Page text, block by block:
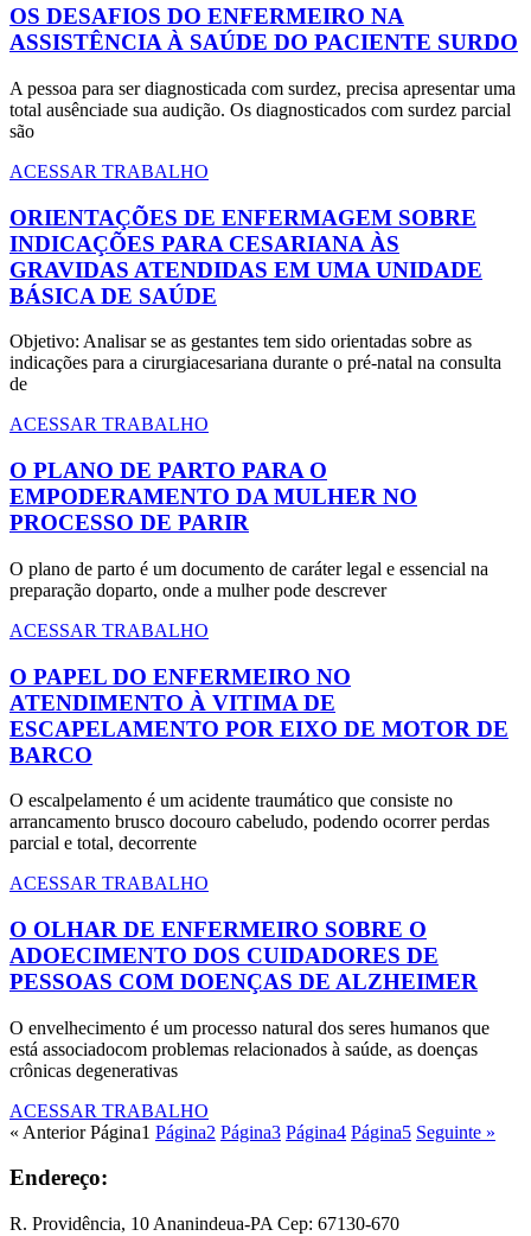
OS DESAFIOS DO ENFERMEIRO NA
ASSISTÊNCIA À SAÚDE DO PACIENTE SURDO
A pessoa para ser diagnosticada com surdez, precisa apresentar uma
total ausênciade sua audição. Os diagnosticados com surdez parcial
são
ACESSAR TRABALHO
ORIENTAÇÕES DE ENFERMAGEM SOBRE
INDICAÇÕES PARA CESARIANA ÀS
GRAVIDAS ATENDIDAS EM UMA UNIDADE
BÁSICA DE SAÚDE
Objetivo: Analisar se as gestantes tem sido orientadas sobre as
indicações para a cirurgiacesariana durante o pré-natal na consulta
de
ACESSAR TRABALHO
O PLANO DE PARTO PARA O
EMPODERAMENTO DA MULHER NO
PROCESSO DE PARIR
O plano de parto é um documento de caráter legal e essencial na
preparação doparto, onde a mulher pode descrever
ACESSAR TRABALHO
O PAPEL DO ENFERMEIRO NO
ATENDIMENTO À VITIMA DE
ESCAPELAMENTO POR EIXO DE MOTOR DE
BARCO
O escalpelamento é um acidente traumático que consiste no
arrancamento brusco docouro cabeludo, podendo ocorrer perdas
parcial e total, decorrente
ACESSAR TRABALHO
O OLHAR DE ENFERMEIRO SOBRE O
ADOECIMENTO DOS CUIDADORES DE
PESSOAS COM DOENÇAS DE ALZHEIMER
O envelhecimento é um processo natural dos seres humanos que
está associadocom problemas relacionados à saúde, as doenças
crônicas degenerativas
ACESSAR TRABALHO
« Anterior Página1 Página2 Página3 Página4 Página5 Seguinte »
Endereço:
R. Providência, 10 Ananindeua-PA Cep: 67130-670